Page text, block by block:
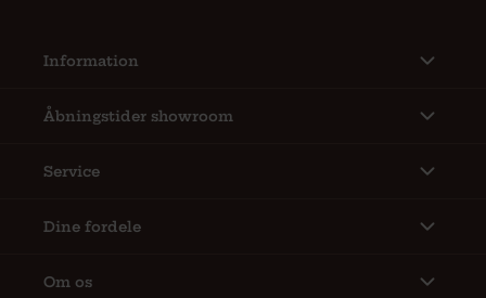
Information
Åbningstider showroom
Service
Dine fordele
Om os